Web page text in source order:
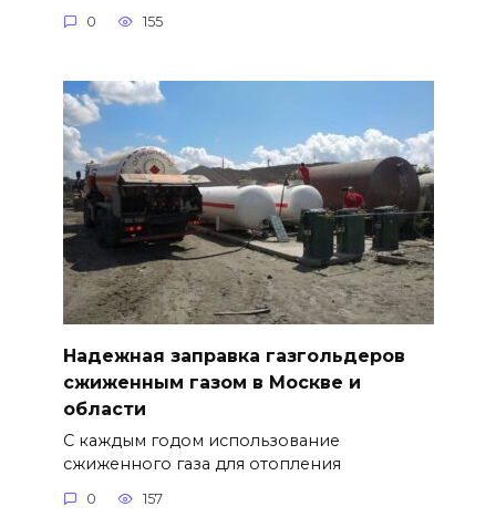
0 155
Надежная заправка газгольдеров
сжиженным газом в Москве и
области
С каждым годом использование
сжиженного газа для отопления
0 157